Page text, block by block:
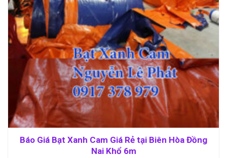
Báo Giá Bạt Xanh Cam Giá Rẻ tại Biên Hòa Đồng
Nai Khổ 6m